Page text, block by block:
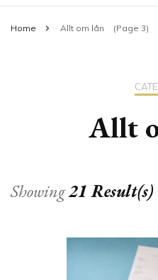
Home Allt om lån (Page 3)
Allt
Showing21 Result(s)